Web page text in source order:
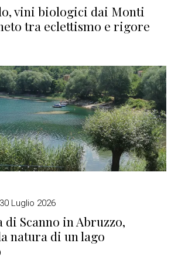
vini biologici dai Monti
tra eclettismo e rigore
30 Luglio 2026
di Scanno in Abruzzo,
natura di un lago